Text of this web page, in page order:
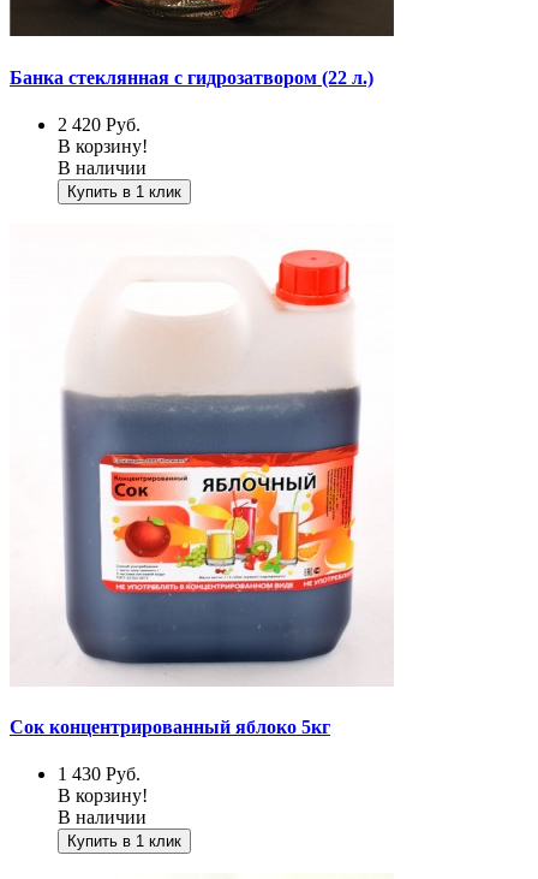
Банка стеклянная с гидрозатвором (22 л.)
2 420 Руб.
В корзину!
В наличии
Купить в 1 клик
Сок концентрированный яблоко 5кг
1 430 Руб.
В корзину!
В наличии
Купить в 1 клик